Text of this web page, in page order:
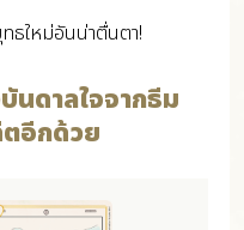
ธใหม่อันน่าตื่นตา!
นดาลใจจากธีม
อีกด้วย